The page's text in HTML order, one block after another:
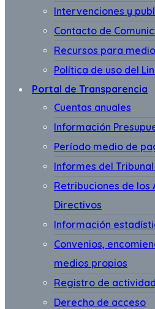
Intervenciones y
Contacto de
Recursos para
Política de uso del
Portal de Transparencia
Cuentas anuales
Información
Período medio de
Informes del
Retribuciones de los
Directivos
Información
Convenios,
medios propios
Registro de
Derecho de acceso